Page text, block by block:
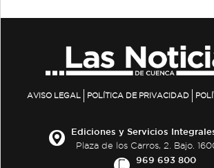
AVISO LEGAL POLÍTICA DE PRIVACIDAD
Ediciones y Servicios Integrales
Plaza de los Carros, 2. Bajo.
969 693 800